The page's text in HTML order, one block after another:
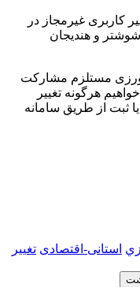
گذشته ۱۱ مورد تغییر کاربری غیرمجاز در
و هندیجان
مستلزم مشارکت
هرگونه تغییر
غیرمجاز را با شماره‌گیری ۱۳۱ و یا ثبت از طریق سامانه
استانی-اقتصادی تغيير